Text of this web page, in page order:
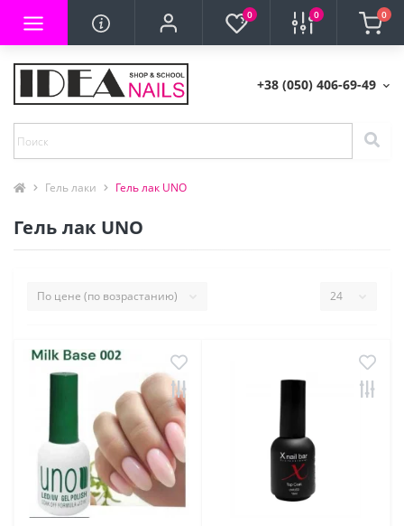
0 0 0
+38 (050) 406-69-49
Гель лаки Гель лак UNO
Гель лак UNO